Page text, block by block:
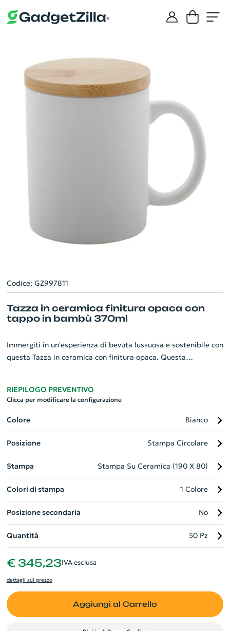
Codice: GZ997811
Tazza in ceramica finitura opaca con
tappo in bambù 370ml
Immergiti in un'esperienza di bevuta lussuosa e sostenibile con
questa Tazza in ceramica con finitura opaca. Questa
d'azienda o eventi. Dotata di un coperchio in bambù,
Presentata in una elegante confezione di cartoncino kraft, è il
gadget che non potrà mancare nella tua business routine.
Distinguiti grazie al suo design raffinato e alla sua praticità.
RIEPILOGO PREVENTIVO
Clicca per modificare la configurazione
Colore Bianco
Posizione Stampa Circolare
Stampa Stampa Su Ceramica (190 X 80)
Colori di stampa 1 Colore
Posizione secondaria No
Quantità 50 Pz
€ 345,23IVA esclusa
dettagli sul prezzo
Aggiungi al Carrello